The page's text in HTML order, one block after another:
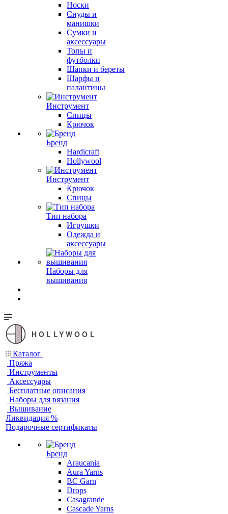
Носки
Снуды и
манишки
Сумки и
аксессуары
Топы и
футболки
Шапки и береты
Шарфы и
палантины
Инструмент
Спицы
Крючок
Бренд
Hardicraft
Hollywool
Инструмент
Крючок
Спицы
Тип набора
Игрушки
Одежда и
аксессуары
Наборы для
вышивания
HOLLYWOOL
Каталог
Пряжа
Инструменты
Аксессуары
Бесплатные описания
Наборы для вязания
Вышивание
Ликвидация %
Подарочные сертификаты
Бренд
Araucania
Aura Yarns
BC Garn
Drops
Casagrande
Cascade Yarns